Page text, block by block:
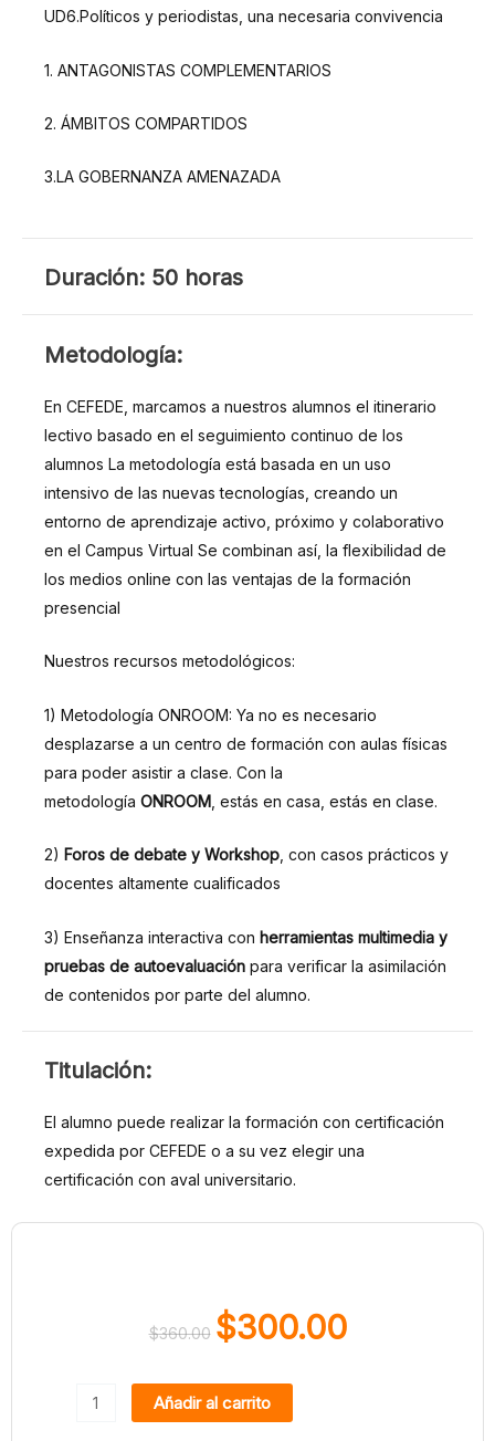
UD6.Políticos y periodistas, una necesaria convivencia
1. ANTAGONISTAS COMPLEMENTARIOS
2. ÁMBITOS COMPARTIDOS
3.LA GOBERNANZA AMENAZADA
Duración: 50 horas
Metodología:
En CEFEDE, marcamos a nuestros alumnos el itinerario
lectivo basado en el seguimiento continuo de los
alumnos La metodología está basada en un uso
intensivo de las nuevas tecnologías, creando un
entorno de aprendizaje activo, próximo y colaborativo
en el Campus Virtual Se combinan así, la flexibilidad de
los medios online con las ventajas de la formación
presencial
Nuestros recursos metodológicos:
1) Metodología ONROOM: Ya no es necesario
desplazarse a un centro de formación con aulas físicas
para poder asistir a clase. Con la
metodología ONROOM , estás en casa, estás en clase.
2) Foros de debate y Workshop , con casos prácticos y
docentes altamente cualificados
3) Enseñanza interactiva con herramientas multimedia y
pruebas de autoevaluación para verificar la asimilación
de contenidos por parte del alumno.
Titulación:
El alumno puede realizar la formación con certificación
expedida por CEFEDE o a su vez elegir una
certificación con aval universitario.
$360.00
El
original
$300.00
Añadir al carrito